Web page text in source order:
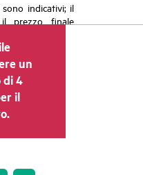
indicativi; il
il prezzo finale
vendita/IVA
Il prezzo della
rivenditore può
di altri
indicativo
possono
a tempo
il diritto di
dei prezzi in
motivi che
un
di 4
il